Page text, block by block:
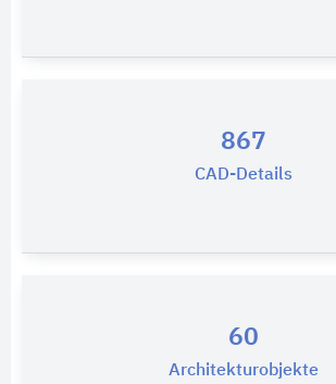
867
CAD-Details
60
Architekturobjekte